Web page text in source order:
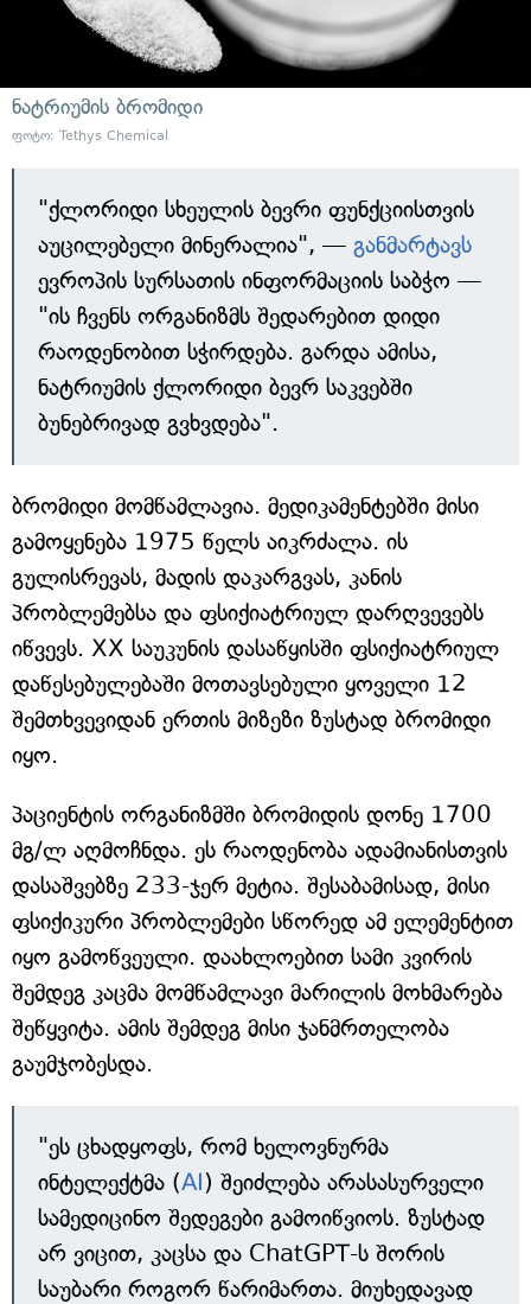
ნატრიუმის ბრომიდი
ფოტო: Tethys Chemical
"ქლორიდი სხეულის ბევრი ფუნქციისთვის
აუცილებელი მინერალია", — განმარტავს
ევროპის სურსათის ინფორმაციის საბჭო —
"ის ჩვენს ორგანიზმს შედარებით დიდი
რაოდენობით სჭირდება. გარდა ამისა,
ნატრიუმის ქლორიდი ბევრ საკვებში
ბუნებრივად გვხვდება".
ბრომიდი მომწამლავია. მედიკამენტებში მისი
გამოყენება 1975 წელს აიკრძალა. ის
გულისრევას, მადის დაკარგვას, კანის
პრობლემებსა და ფსიქიატრიულ დარღვევებს
იწვევს. XX საუკუნის დასაწყისში ფსიქიატრიულ
დაწესებულებაში მოთავსებული ყოველი 12
შემთხვევიდან ერთის მიზეზი ზუსტად ბრომიდი
იყო.
პაციენტის ორგანიზმში ბრომიდის დონე 1700
მგ/ლ აღმოჩნდა. ეს რაოდენობა ადამიანისთვის
დასაშვებზე 233-ჯერ მეტია. შესაბამისად, მისი
ფსიქიკური პრობლემები სწორედ ამ ელემენტით
იყო გამოწვეული. დაახლოებით სამი კვირის
შემდეგ კაცმა მომწამლავი მარილის მოხმარება
შეწყვიტა. ამის შემდეგ მისი ჯანმრთელობა
გაუმჯობესდა.
"ეს ცხადყოფს, რომ ხელოვნურმა
ინტელექტმა (AI) შეიძლება არასასურველი
სამედიცინო შედეგები გამოიწვიოს. ზუსტად
არ ვიცით, კაცსა და ChatGPT-ს შორის
საუბარი როგორ წარიმართა. მიუხედავად